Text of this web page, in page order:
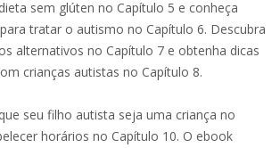
sem glúten no Capítulo 5 e conheça
tratar o autismo no Capítulo 6. Descubra
alternativos no Capítulo 7 e obtenha dicas
crianças autistas no Capítulo 8.
seu filho autista seja uma criança no
horários no Capítulo 10. O ebook